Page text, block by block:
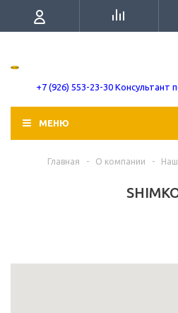
+7 (926) 553-23-30
МЕНЮ
Главная - О компании -